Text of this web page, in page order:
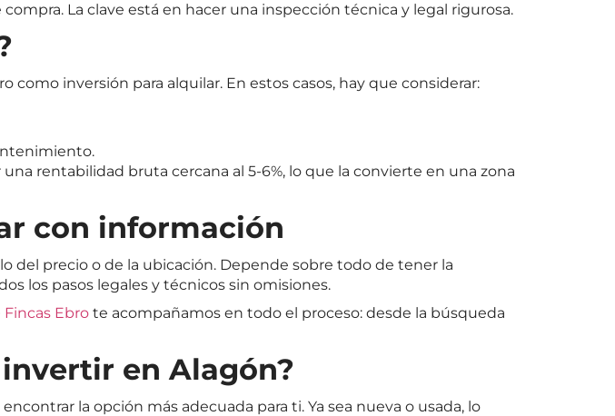
La clave está en hacer una inspección técnica y legal rigurosa.
como inversión para alquilar. En estos casos, hay que considerar:
rentabilidad bruta cercana al 5-6%, lo que la convierte en una zona
con información
del precio o de la ubicación. Depende sobre todo de tener la
los pasos legales y técnicos sin omisiones.
Fincas Ebro te acompañamos en todo el proceso: desde la búsqueda
en Alagón?
la opción más adecuada para ti. Ya sea nueva o usada, lo